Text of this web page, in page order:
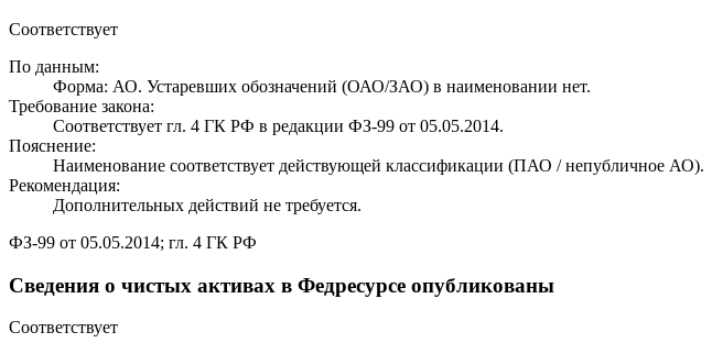
Соответствует
По данным:
Форма: АО. Устаревших обозначений (ОАО/ЗАО) в наименовании нет.
Требование закона:
Соответствует гл. 4 ГК РФ в редакции ФЗ-99 от 05.05.2014.
Пояснение:
Наименование соответствует действующей классификации (ПАО / непубличное АО).
Рекомендация:
Дополнительных действий не требуется.
ФЗ-99 от 05.05.2014; гл. 4 ГК РФ
Сведения о чистых активах в Федресурсе опубликованы
Соответствует